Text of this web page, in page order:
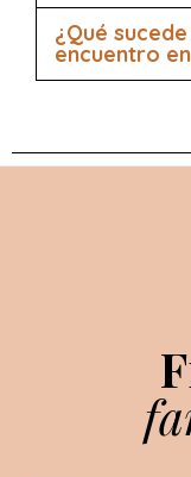
¿Qué
encuentro